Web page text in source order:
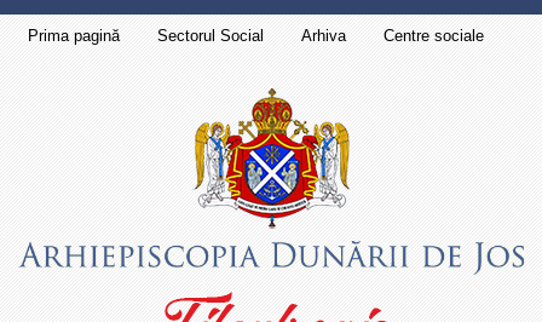
Prima pagină Sectorul Social Arhiva
Centre sociale